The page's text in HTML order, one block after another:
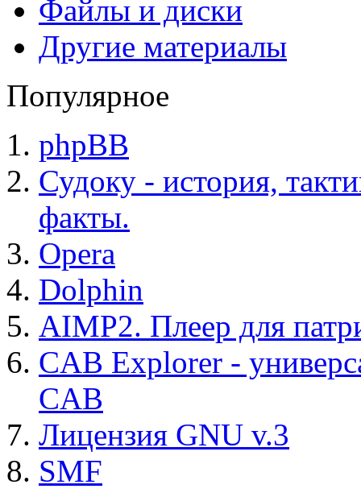
Файлы и диски
Другие материалы
Популярное
phpBB
Судоку - история,
факты.
Opera
Dolphin
AIMP2. Плеер для
CAB Explorer -
CAB
Лицензия GNU v.3
SMF